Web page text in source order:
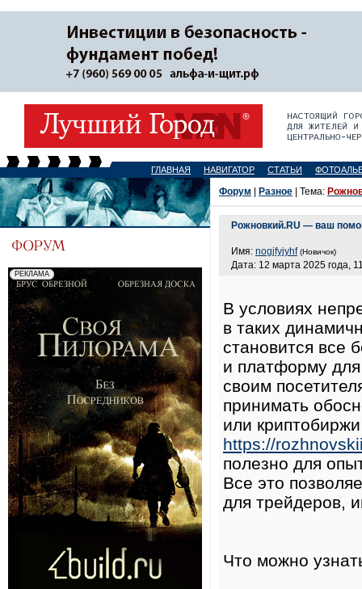
ГЛАВНАЯ НАВИГАТОР СТАТЬИ
Форум Разное | Тема:
Рожновкий.RU — ваш
Имя: nogjfyjyhf (Новичок)
Дата: 12 марта 2025 года,
В условиях
в таких
становится все
и платформу
своим
принимать
или
https://
полезно для
Все это
для трейдеров,
Что можно